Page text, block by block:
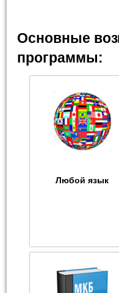
Основные
программы:
Любой язык